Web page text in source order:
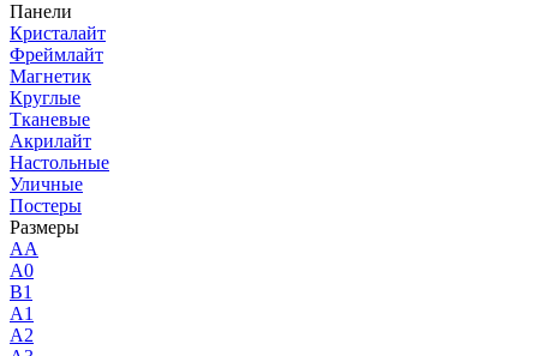
Панели
Кристалайт
Фреймлайт
Магнетик
Круглые
Тканевые
Акрилайт
Настольные
Уличные
Постеры
Размеры
AA
A0
B1
A1
A2